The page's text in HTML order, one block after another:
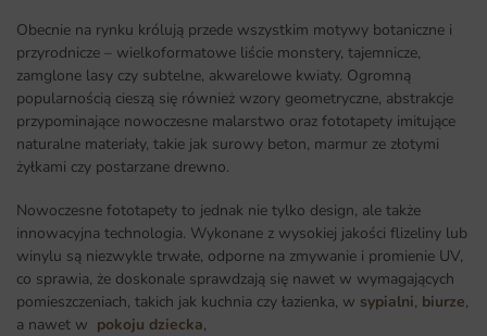
Obecnie na rynku królują przede wszystkim motywy botaniczne i
przyrodnicze – wielkoformatowe liście monstery, tajemnicze,
zamglone lasy czy subtelne, akwarelowe kwiaty. Ogromną
popularnością cieszą się również wzory geometryczne, abstrakcje
przypominające nowoczesne malarstwo oraz fototapety imitujące
naturalne materiały, takie jak surowy beton, marmur ze złotymi
żyłkami czy postarzane drewno.
Nowoczesne fototapety to jednak nie tylko design, ale także
innowacyjna technologia. Wykonane z wysokiej jakości flizeliny lub
winylu są niezwykle trwałe, odporne na zmywanie i promienie UV,
co sprawia, że doskonale sprawdzają się nawet w wymagających
pomieszczeniach, takich jak kuchnia czy łazienka, w sypialni, biurze,
a nawet w pokoju dziecka,